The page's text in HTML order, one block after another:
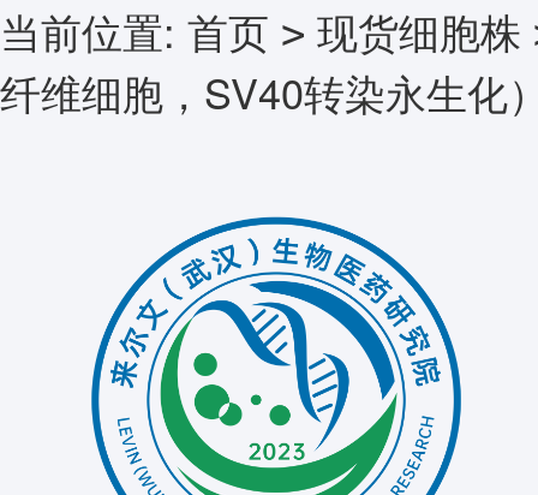
当前位置: 首页 > 现货细胞株
纤维细胞，SV40转染永生化